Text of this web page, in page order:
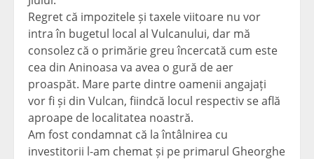
Regret că impozitele și taxele viitoare nu vor
intra în bugetul local al Vulcanului, dar mă
consolez că o primărie greu încercată cum este
cea din Aninoasa va avea o gură de aer
proaspăt. Mare parte dintre oamenii angajați
vor fi și din Vulcan, fiindcă locul respectiv se află
aproape de localitatea noastră.
Am fost condamnat că la întâlnirea cu
investitorii l-am chemat și pe primarul Gheorghe